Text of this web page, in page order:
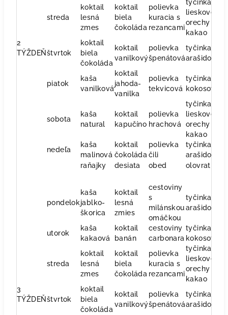
2
TÝŽDEŇ
streda
koktail
lesná
zmes
koktail
biela
čokoláda
polievka
kuracia s
rezancami
tyčinka
lieskove
orechy a
kakao
štvrtok
koktail
biela
čokoláda
koktail
vanilkový
polievka
špenátová
tyčinka
arašidová
piatok
kaša
vanilková
koktail
jahoda-
vanilka
polievka
tekvicová
tyčinka
kokosová
sobota
kaša
natural
koktail
kapučíno
polievka
hrachová
tyčinka
lieskove
orechy a
kakao
nedeľa
kaša
malinová
koktail
čokoláda
polievka
čili
tyčinka
arašidova
raňajky
desiata obed olovrat
3
TÝŽDEŇ
pondelok
kaša
jablko-
škorica
koktail
lesná
zmies
cestoviny
s
milánskou
omáčkou
tyčinka
arašidova
utorok
kaša
kakaová
koktail
banán
cestoviny
carbonara
tyčinka
kokosová
streda
koktail
lesná
zmes
koktail
biela
čokoláda
polievka
kuracia s
rezancami
tyčinka
lieskove
orechy a
kakao
štvrtok
koktail
biela
čokoláda
koktail
vanilkový
polievka
špenátová
tyčinka
arašidová